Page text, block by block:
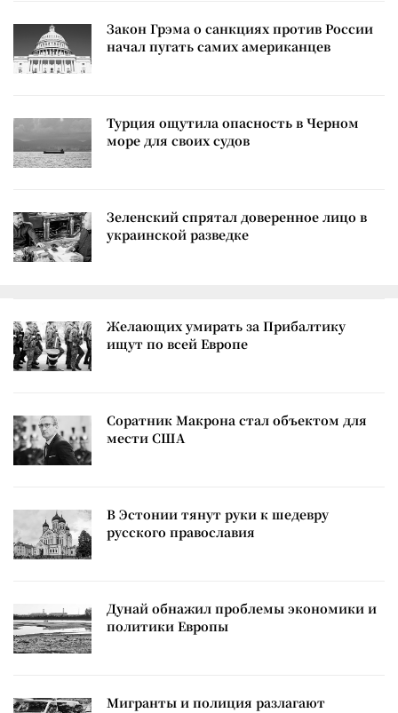
Закон Грэма о санкциях против России
начал пугать самих американцев
Турция ощутила опасность в Черном
море для своих судов
Зеленский спрятал доверенное лицо в
украинской разведке
Желающих умирать за Прибалтику
ищут по всей Европе
Соратник Макрона стал объектом для
мести США
В Эстонии тянут руки к шедевру
русского православия
Дунай обнажил проблемы экономики и
политики Европы
Мигранты и полиция разлагают